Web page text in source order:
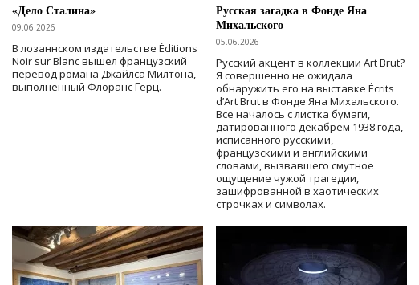
«Дело Сталина»
09.06.2026
В лозаннском издательстве Éditions
Noir sur Blanc вышел французский
перевод романа Джайлса Милтона,
выполненный Флоранс Герц.
Русская загадка в Фонде Яна
Михальского
05.06.2026
Русский акцент в коллекции Art Brut?
Я совершенно не ожидала
обнаружить его на выставке Écrits
d’Art Brut в Фонде Яна Михальского.
Все началось с листка бумаги,
датированного декабрем 1938 года,
исписанного русскими,
французскими и английскими
словами, вызвавшего смутное
ощущение чужой трагедии,
зашифрованной в хаотических
строчках и символах.